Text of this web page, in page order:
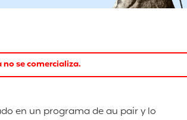
no se comercializa.
en un programa de au pair y lo